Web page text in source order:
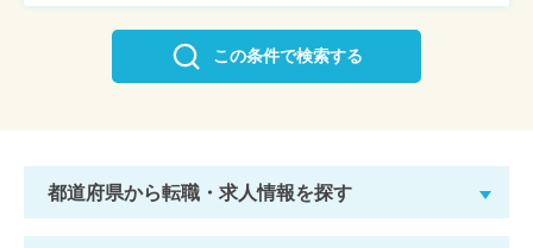
この条件で検索する
都道府県から転職・求人情報を探す